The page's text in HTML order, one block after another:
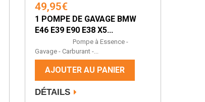
49,95€
1 POMPE DE GAVAGE BMW
E46 E39 E90 E38 X5...
Pompe à Essence -
Gavage - Carburant -...
AJOUTER AU PANIER
DÉTAILS